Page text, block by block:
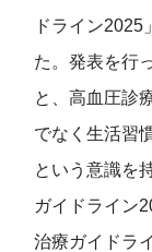
ドライン2025
た。発表を行
と、高血圧診
でなく生活習
という意識を
ガイドライン
治療ガイドラ